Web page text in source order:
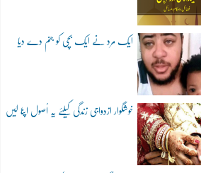
ایک مرد نے ایک بچی کو جنم دے دیا
خوشگوار ازدواجی زندگی کیلئے یہ اُصول اپنا لیں